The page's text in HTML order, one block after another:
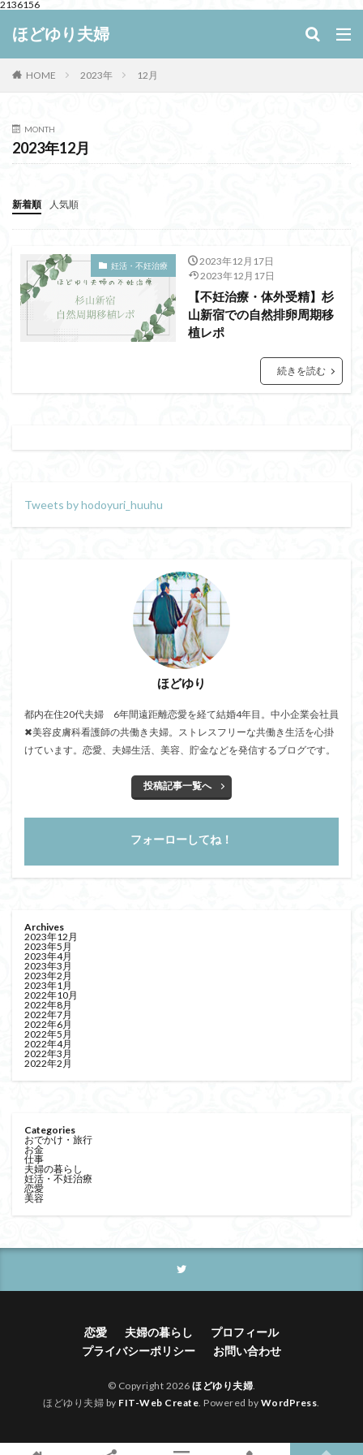
2136156
ほどゆり夫婦
HOME 2023年 12月
MONTH
2023年12月
新着順 人気順
妊活・不妊治療
2023年12月17日
2023年12月17日
【不妊治療・体外受精】杉
山新宿での自然排卵周期移
植レポ
続きを読む
Tweets by hodoyuri_huuhu
ほどゆり
都内在住20代夫婦 6年間遠距離恋愛を経て結婚4年目。中小企業会社員
✖美容皮膚科看護師の共働き夫婦。ストレスフリーな共働き生活を心掛
けています。恋愛、夫婦生活、美容、貯金などを発信するブログです。
投稿記事一覧へ
フォーローしてね！
Archives
2023年12月
2023年5月
2023年4月
2023年3月
2023年2月
2023年1月
2022年10月
2022年8月
2022年7月
2022年6月
2022年5月
2022年4月
2022年3月
2022年2月
Categories
おでかけ・旅行
お金
仕事
夫婦の暮らし
妊活・不妊治療
恋愛
美容
恋愛 夫婦の暮らし
プロフィール
プライバシーポリシー
お問い合わせ
© Copyright 2026 ほどゆり夫婦.
ほどゆり夫婦 by FIT-Web Create. Powered by WordPress.
キーワード
デザイン